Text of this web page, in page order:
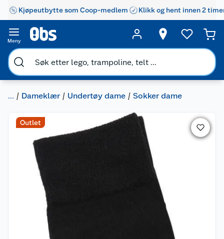
Kjøpeutbytte som Coop-medlem Klikk og hent innen 2
Meny
... Dameklær Undertøy dame Sokker dame
Outlet